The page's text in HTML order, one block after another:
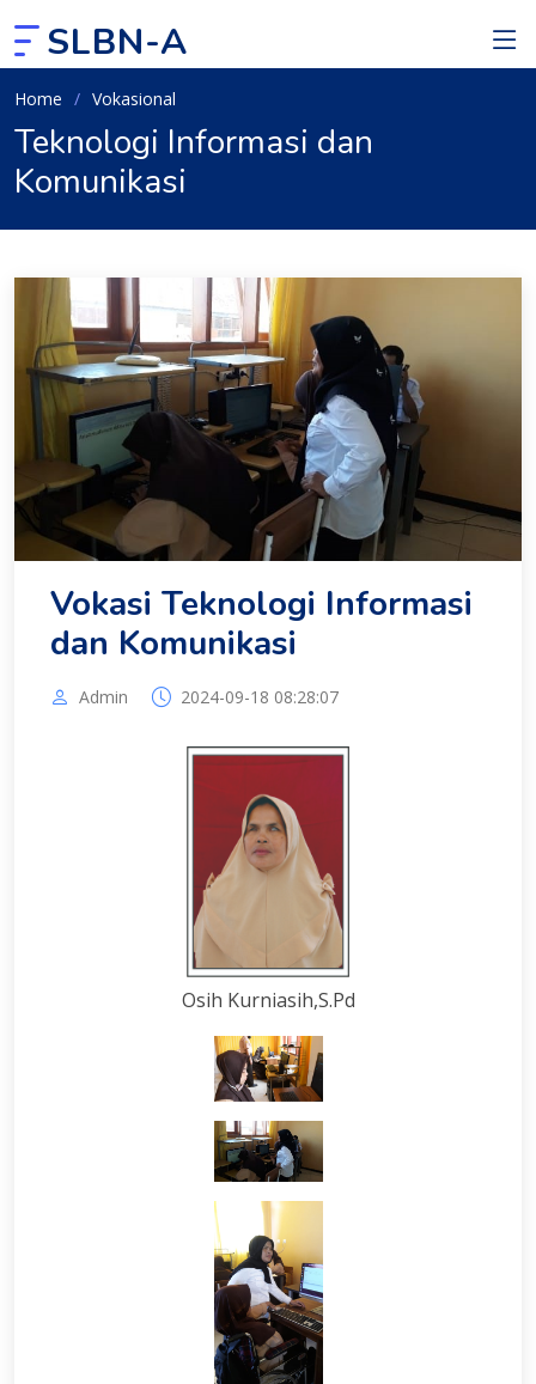
SLBN-A
Home Vokasional
Teknologi Informasi dan
Komunikasi
Vokasi Teknologi Informasi
dan Komunikasi
Admin 2024-09-18 08:28:07
Osih Kurniasih,S.Pd